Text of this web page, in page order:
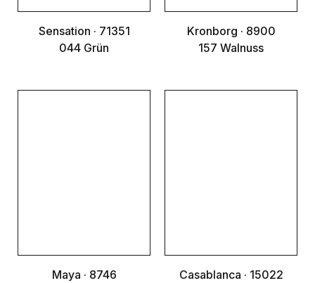
Sensation · 71351
044 Grün
Kronborg · 8900
157 Walnuss
Maya · 8746
Casablanca · 15022